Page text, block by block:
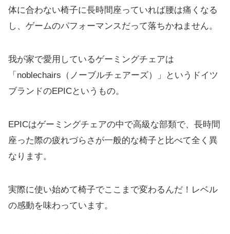
体に合わない椅子に長時間座っていれば腰は痛くなる
し、ゲームのパフォーマンスだって落ちかねません。
我が家で愛用しているゲーミングチェアは
「noblechairs（ノーブルチェアーズ）」というドイツ
ブランドのEPICというもの。
EPICはゲーミングチェアの中で高級な部類で、長時間
座った際の疲れづらさが一般的な椅子と比べて全く異
なります。
実際に使い始めて椅子でここまで変わるんだ！レベル
の感動を味わっています。